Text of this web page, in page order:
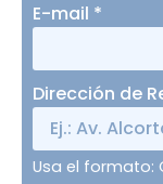
E-mail *
Dirección de
Usa el formato: